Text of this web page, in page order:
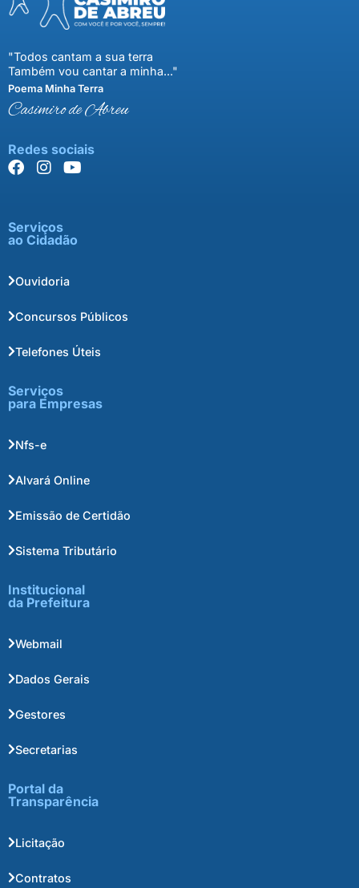
"Todos cantam a sua terra
Também vou cantar a minha..."
Poema Minha Terra
Casimiro de Abreu
Redes sociais
Serviços
ao Cidadão
Ouvidoria
Concursos Públicos
Telefones Úteis
Serviços
para Empresas
Nfs-e
Alvará Online
Emissão de Certidão
Sistema Tributário
Institucional
da Prefeitura
Webmail
Dados Gerais
Gestores
Secretarias
Portal da
Transparência
Licitação
Contratos